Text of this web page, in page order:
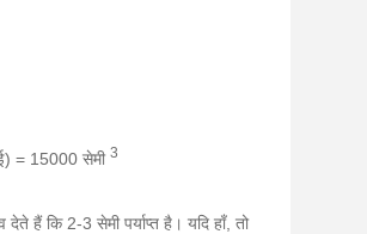
= 15000 सेमी 3
हैं कि 2-3 सेमी पर्याप्त है। यदि हाँ, तो